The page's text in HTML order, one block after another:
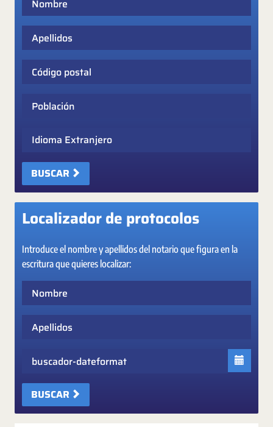
Idioma Extranjero
BUSCAR
Localizador de protocolos
Introduce el nombre y apellidos del notario que figura en la
escritura que quieres localizar:
BUSCAR